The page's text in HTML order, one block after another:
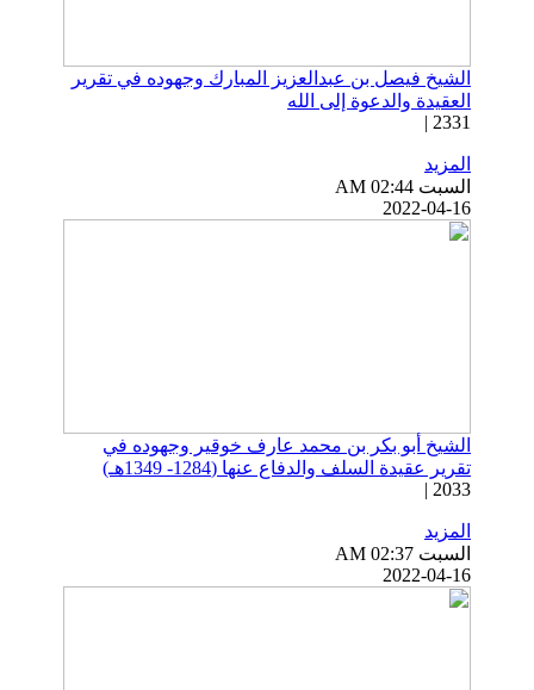
الشيخ فيصل بن عبدالعزيز المبارك وجهوده في تقرير
العقيدة والدعوة إلى الله
2331 |
المزيد
السبت AM 02:44
2022-04-16
الشيخ أبو بكر بن محمد عارف خوقير وجهوده في
تقرير عقيدة السلف والدفاع عنها (1284- 1349هـ)
2033 |
المزيد
السبت AM 02:37
2022-04-16